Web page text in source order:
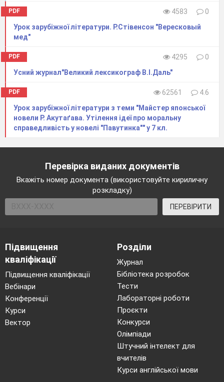
PDF 4583
0
Урок зарубіжної літератури. Р.Стівенсон "Вересковый
мед"
PDF 4295
0
Усний журнал"Великий лексикограф В.І.Даль"
PDF 62561
4.6
Урок зарубіжної літератури з теми "Майстер японської
новели Р. Акутаґава. Утілення ідеї про моральну
справедливість у новелі "Павутинка"" у 7 кл.
Перевірка виданих документів
Вкажіть номер документа (використовуйте кириличну
розкладку)
ПЕРЕВІРИТИ
Підвищення
кваліфікації
Підвищення кваліфікації
Вебінари
Конференції
Курси
Вектор
Розділи
Журнал
Бібліотека розробок
Тести
Лабораторні роботи
Проєкти
Конкурси
Олімпіади
Штучний інтелект для
вчителів
Курси англійської мови